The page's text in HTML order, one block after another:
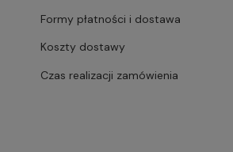
Formy płatności i dostawa
Koszty dostawy
Czas realizacji zamówienia